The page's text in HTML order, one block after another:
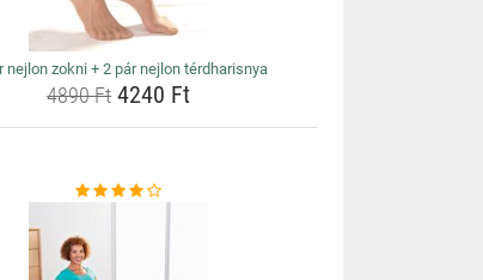
nejlon zokni + 2 pár nejlon térdharisnya
4890 Ft 4240 Ft